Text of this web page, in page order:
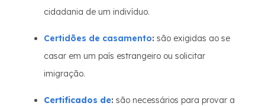
cidadania de um indivíduo.
Certidões de casamento: são exigidas ao se
casar em um país estrangeiro ou solicitar
imigração.
Certificados de: são necessários para provar a